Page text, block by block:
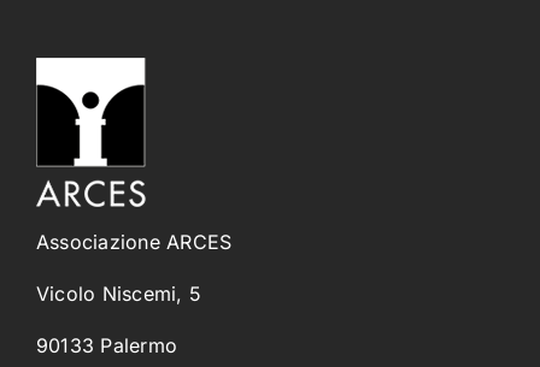
Associazione ARCES
Vicolo Niscemi, 5
90133 Palermo